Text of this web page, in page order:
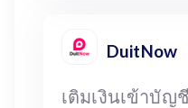
DuitNow
เติมเงินเข้าบั